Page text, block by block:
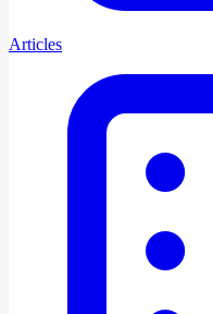
Articles